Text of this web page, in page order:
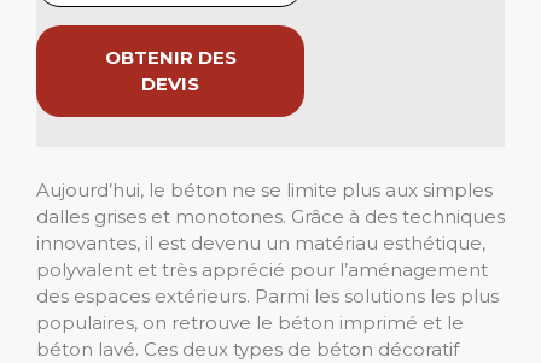
OBTENIR DES
DEVIS
Aujourd’hui, le béton ne se limite plus aux simples
dalles grises et monotones. Grâce à des techniques
innovantes, il est devenu un matériau esthétique,
polyvalent et très apprécié pour l’aménagement
des espaces extérieurs. Parmi les solutions les plus
populaires, on retrouve le béton imprimé et le
béton lavé. Ces deux types de béton décoratif